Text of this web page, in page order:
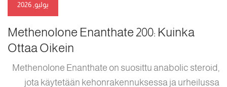
Methenolone Enanthate 200: Kuinka
Ottaa Oikein
يوليو, 2026
Methenolone Enanthate on suosittu anabolic steroid,
jota käytetään kehonrakennuksessa ja urheilussa